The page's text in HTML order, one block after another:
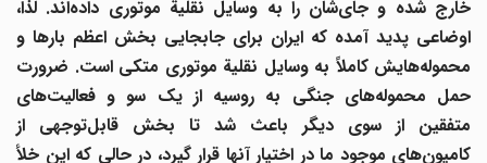
خارج شده و جایشان را به وسایل نقلیة موتوری دادهاند. لذا،
اوضاعی پدید آمده که ایران برای جابجایی بخش اعظم بارها و
محمولههایش کاملاً به وسایل نقلیة موتوری متکی است. ضرورت
حمل محمولههای جنگی به روسیه از یک سو و فعالیتهای
متفقین از سوی دیگر باعث شد تا بخش قابلتوجهی از
کامیونهای موجود ما در اختیار آنها قرار گیرد، در حالی که این خلأ